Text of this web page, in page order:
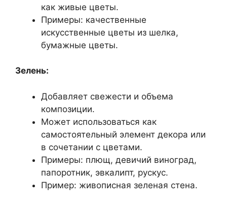
как живые цветы.
Примеры: качественные
искусственные цветы из шелка,
бумажные цветы.
Зелень:
Добавляет свежести и объема
композиции.
Может использоваться как
самостоятельный элемент декора или
в сочетании с цветами.
Примеры: плющ, девичий виноград,
папоротник, эвкалипт, рускус.
Пример: живописная зеленая стена.